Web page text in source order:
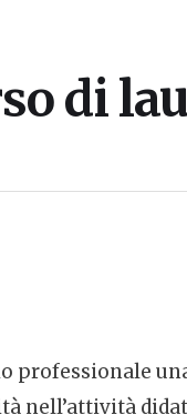
di
professionale
nell’attività